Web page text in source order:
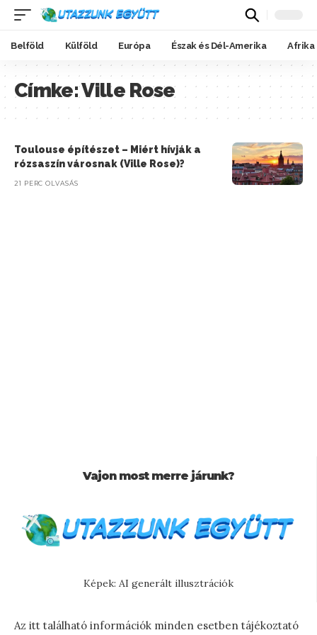
Belföld Külföld Európa Észak és Dél-Amerika Afrika
Címke:Ville Rose
Toulouse építészet – Miért hívják a
rózsaszín városnak (Ville Rose)?
21 PERC OLVASÁS
Vajon most merre járunk?
Képek: AI generált illusztrációk
Az itt található információk minden esetben tájékoztató